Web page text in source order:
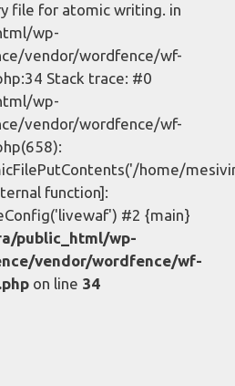
file for atomic writing. in
wp-
vendor/wordfence/wf-
Stack trace: #0
wp-
vendor/wordfence/wf-
home/
function]:
#2 {main}
public_html/wp-
vendor/wordfence/wf-
on line 34